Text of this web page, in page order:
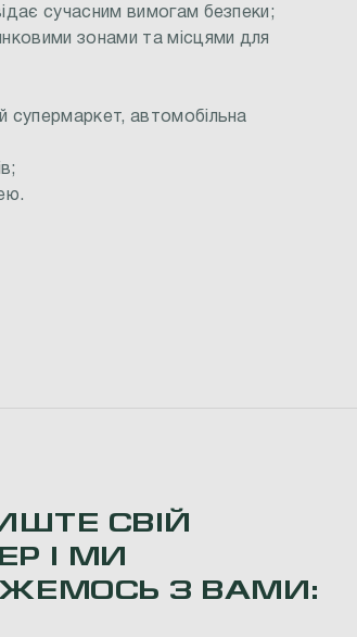
сучасним вимогам безпеки;
зонами та місцями для
супермаркет, автомобільна
СВІЙ
І МИ
З ВАМИ: